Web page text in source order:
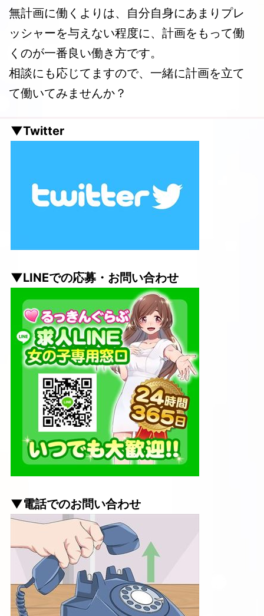
無計画に働くよりは、自分自身にあまりプレ
ッシャーを与えない程度に、計画をもって働
くのが一番良い働き方です。
相談にも応じてますので、一緒に計画を立て
て働いてみませんか？
▼Twitter
▼LINEでの応募・お問い合わせ
▼電話でのお問い合わせ